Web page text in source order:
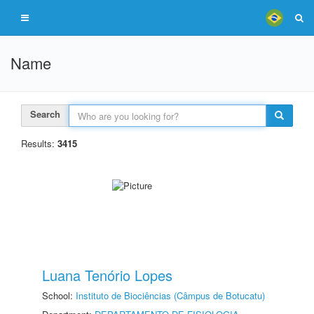
Name
Search
Results: 3415
Luana Tenório Lopes
School: Instituto de Biociências (Câmpus de Botucatu)